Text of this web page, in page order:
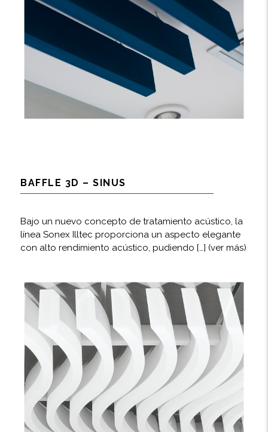
BAFFLE 3D – SINUS
Bajo un nuevo concepto de tratamiento acústico, la
línea Sonex Illtec proporciona un aspecto elegante
con alto rendimiento acústico, pudiendo […] (ver más)